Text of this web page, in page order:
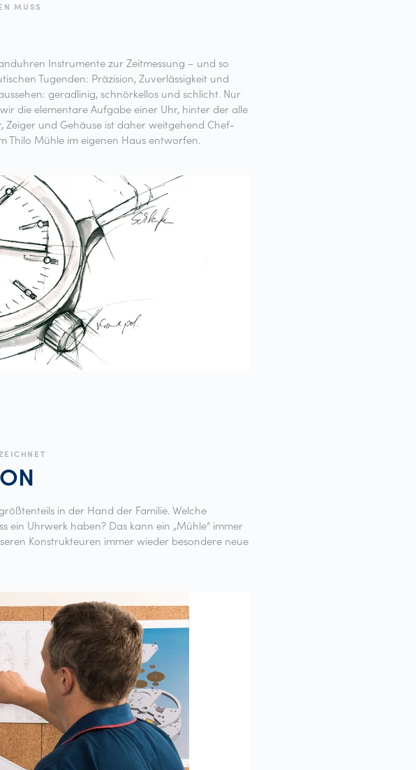
MUSS
Instrumente zur Zeitmessung – und so
Tugenden: Präzision, Zuverlässigkeit und
geradlinig, schnörkellos und schlicht. Nur
die elementare Aufgabe einer Uhr, hinter der alle
und Gehäuse ist daher weitgehend Chef-
Thilo Mühle im eigenen Haus entworfen.
in der Hand der Familie. Welche
ein Uhrwerk haben? Das kann ein „Mühle“ immer
Konstrukteuren immer wieder besondere neue